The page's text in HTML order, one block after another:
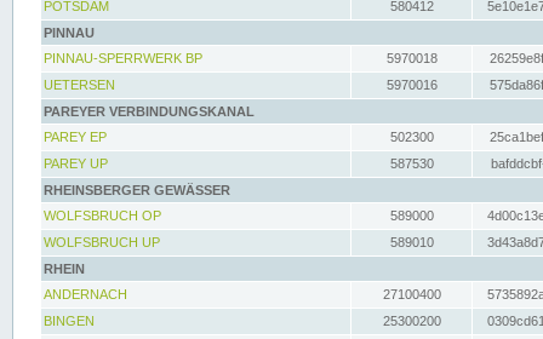
POTSDAM
580412
PINNAU
PINNAU-SPERRWERK BP
5970018
UETERSEN
5970016
PAREYER VERBINDUNGSKANAL
PAREY EP
502300
PAREY UP
587530
RHEINSBERGER GEWÄSSER
WOLFSBRUCH OP
589000
WOLFSBRUCH UP
589010
RHEIN
ANDERNACH
27100400
BINGEN
25300200